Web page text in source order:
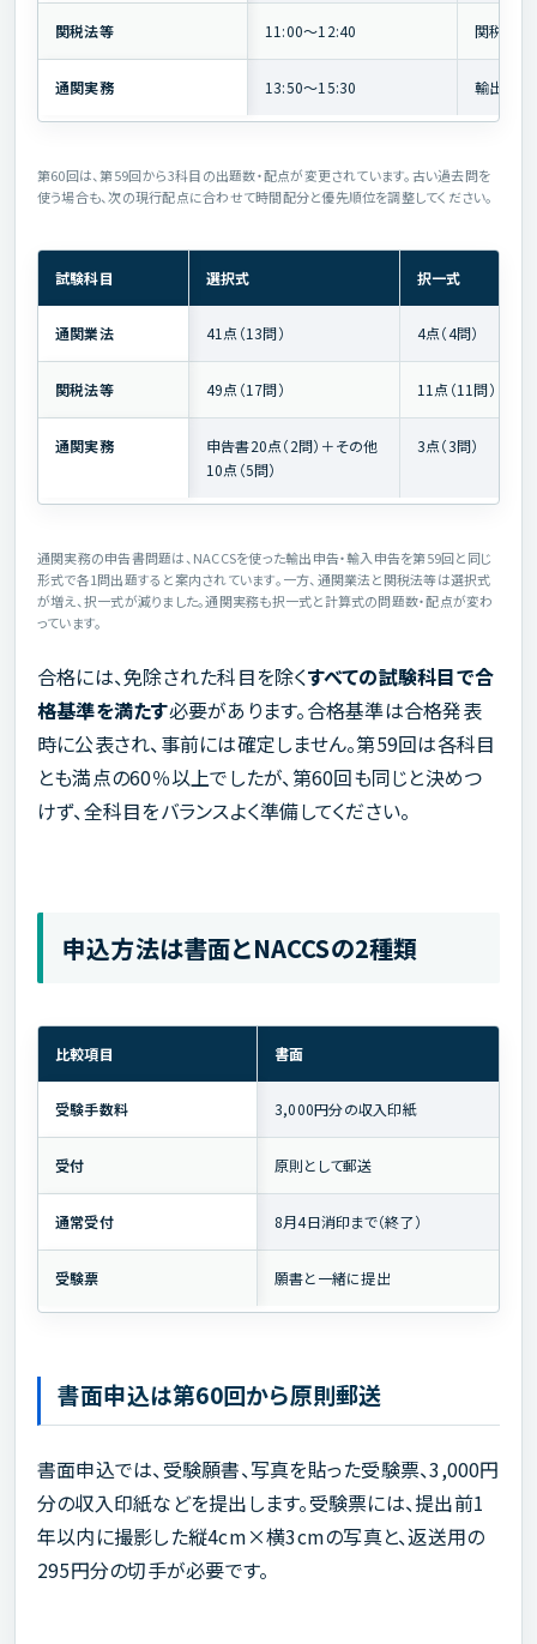
関税法等 11:00〜12:40 関税法、
通関実務 13:50〜15:30 輸出入申
第60回は、第59回から3科目の出題数・配点が変更されています。古い過去問を
使う場合も、次の現行配点に合わせて時間配分と優先順位を調整してください。
試験科目 選択式 択一式
通関業法 41点（13問） 4点（4問）
関税法等 49点（17問） 11点（11問）
通関実務
申告書20点（2問）＋その他
10点（5問）
3点（3問）
通関実務の申告書問題は、NACCSを使った輸出申告・輸入申告を第59回と同じ
形式で各1問出題すると案内されています。一方、通関業法と関税法等は選択式
が増え、択一式が減りました。通関実務も択一式と計算式の問題数・配点が変わ
っています。
合格には、免除された科目を除くすべての試験科目で合
格基準を満たす必要があります。合格基準は合格発表
時に公表され、事前には確定しません。第59回は各科目
とも満点の60％以上でしたが、第60回も同じと決めつ
けず、全科目をバランスよく準備してください。
申込方法は書面とNACCSの2種類
比較項目 書面
受験手数料 3,000円分の収入印紙
受付 原則として郵送
通常受付 8月4日消印まで（終了）
受験票 願書と一緒に提出
書面申込は第60回から原則郵送
書面申込では、受験願書、写真を貼った受験票、3,000円
分の収入印紙などを提出します。受験票には、提出前1
年以内に撮影した縦4cm×横3cmの写真と、返送用の
295円分の切手が必要です。